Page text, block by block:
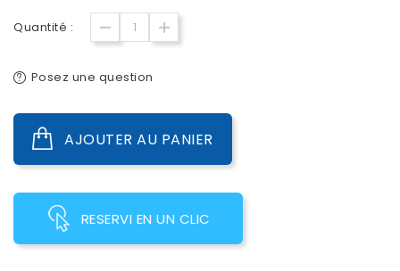
Quantité :
Posez une question
AJOUTER AU PANIER
RESERVI EN UN CLIC